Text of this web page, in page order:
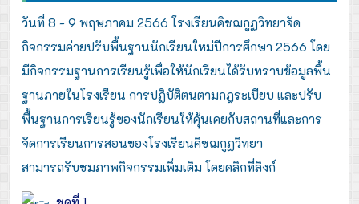
วันที่ 8 - 9 พฤษภาคม 2566 โรงเรียนคิชฌกูฏวิทยาจัด
กิจกรรมค่ายปรับพื้นฐานนักเรียนใหม่ปีการศึกษา 2566 โดย
มีกิจกรรมฐานการเรียนรู้เพื่อให้นักเรียนได้รับทราบข้อมูลพื้น
ฐานภายในโรงเรียน การปฏิบัติตนตามกฎระเบียบ และปรับ
พื้นฐานการเรียนรู้ของนักเรียนให้คุ้นเคยกับสถานที่และการ
จัดการเรียนการสอนของโรงเรียนคิชฌกูฏวิทยา
สามารถรับชมภาพกิจกรรมเพิ่มเติม โดยคลิกที่ลิงก์